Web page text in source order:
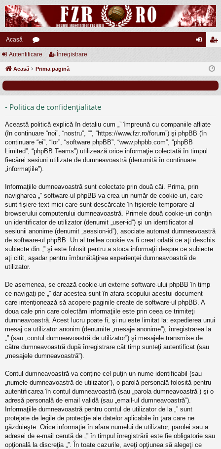
Acasă
or
u eg
Autentificare Înregistrare
Acasă Prima pagină
- Politica de confidenţialitate
Această politică explică în detaliu cum „” împreună cu companiile afliate
(în continuare “noi”, “nostru”, “”, “https://www.fzr.ro/forum”) şi phpBB (în
continuare “ei”, “lor”, “software phpBB”, “www.phpbb.com”, “phpBB
Limited”, “phpBB Teams”) utilizează orice informaţie colectată în timpul
fiecărei sesiuni utilizate de dumneavoastră (denumită în continuare
„informaţiile”).
Informaţiile dumneavoastră sunt colectate prin două căi. Prima, prin
navigharea „” software-ul phpBB va crea un număr de cookie-uri, care
sunt fişiere text mici care sunt descărcate în fişierele temporare al
browserului computerului dumneavoastră. Primele două cookie-uri conţin
un identificator de utilizator (denumit „user-id”) şi un identificator al
sesiunii anonime (denumit „session-id”), asociate automat dumneavoastră
de software-ul phpBB. Un al treilea cookie va fi creat odată ce aţi deschis
subiecte din „” şi este folosit pentru a stoca informaţii despre ce subiecte
aţi citit, aşadar pentru îmbunătăţirea experienţei dumneavoastră de
utilizator.
De asemenea, se crează cookie-uri externe software-ului phpBB în timp
ce navigaţi pe „” dar acestea sunt în afara scopului acestui document
care intenţionează să acopere paginile create de software-ul phpBB. A
doua cale prin care colectăm informaţiile este prin ceea ce trimiteţi
dumneavoastră. Acest lucru poate fi, şi nu este limitat la: expedierea unui
mesaj ca utilizator anonim (denumite „mesaje anonime”), înregistrarea la
„” (sau „contul dumneavoastră de utilizator”) şi mesajele transmise de
către dumneavoastră după înregistrare cât timp sunteţi autentificat (sau
„mesajele dumneavoastră”).
Contul dumneavoastră va conţine cel puţin un nume identificabil (sau
„numele dumneavoastră de utilizator”), o parolă personală folosită pentru
autentificarea în contul dumneavoastră (sau „parola dumneavoastră”) şi o
adresă personală de email validă (sau „email-ul dumneavoastră”).
Informaţiile dumneavoastră pentru contul de utilizator de la „” sunt
protejate de legile de protecţie ale datelor aplicabile în ţara care ne
găzduieşte. Orice informaţie în afara numelui de utilizator, parolei sau a
adresei de e-mail cerută de „” în timpul înregistrării este fie obligatorie sau
opţională la discreţia „”. În toate cazurile, aveţi opţiunea să alegeţi ce